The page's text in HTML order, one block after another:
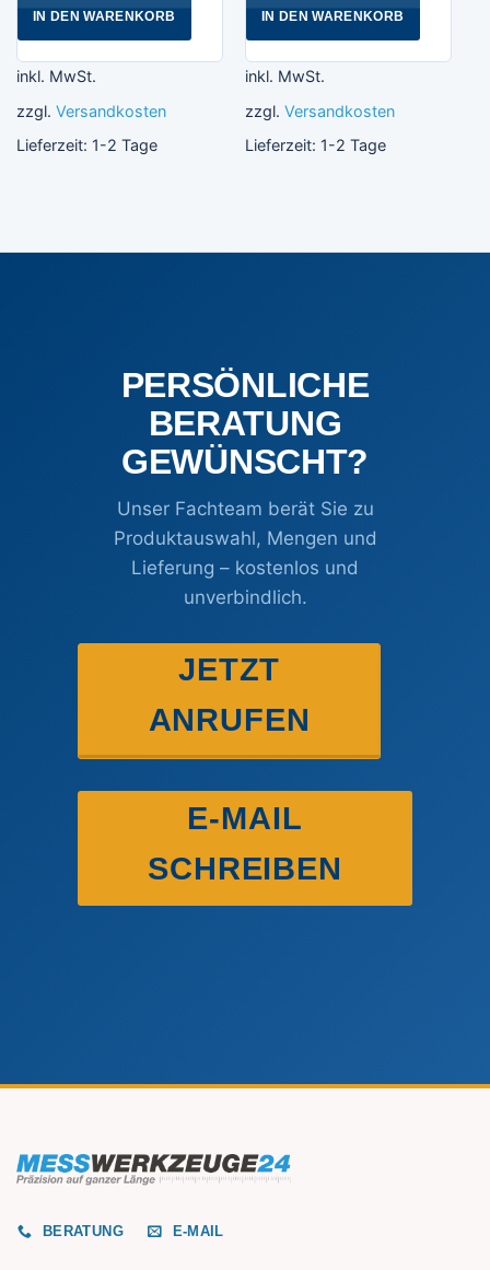
IN DEN WARENKORB
inkl. MwSt.
zzgl. Versandkosten
Lieferzeit: 1-2 Tage
IN DEN WARENKORB
inkl. MwSt.
zzgl. Versandkosten
Lieferzeit: 1-2 Tage
PERSÖNLICHE
BERATUNG
GEWÜNSCHT?
Unser Fachteam berät Sie zu
Produktauswahl, Mengen und
Lieferung – kostenlos und
unverbindlich.
JETZT
ANRUFEN
E-MAIL
SCHREIBEN
BERATUNG E-MAIL